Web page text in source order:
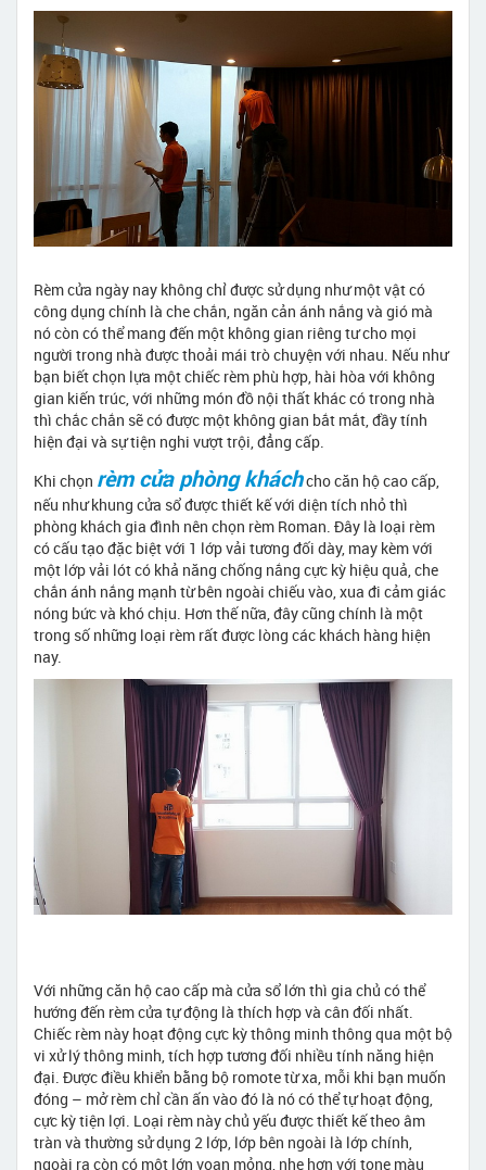
Rèm cửa ngày nay không chỉ được sử dụng như một vật có
công dụng chính là che chắn, ngăn cản ánh nắng và gió mà
nó còn có thể mang đến một không gian riêng tư cho mọi
người trong nhà được thoải mái trò chuyện với nhau. Nếu như
bạn biết chọn lựa một chiếc rèm phù hợp, hài hòa với không
gian kiến trúc, với những món đồ nội thất khác có trong nhà
thì chắc chắn sẽ có được một không gian bắt mắt, đầy tính
hiện đại và sự tiện nghi vượt trội, đẳng cấp.
Khi chọn rèm cửa phòng kháchcho căn hộ cao cấp,
nếu như khung cửa sổ được thiết kế với diện tích nhỏ thì
phòng khách gia đình nên chọn rèm Roman. Đây là loại rèm
có cấu tạo đặc biệt với 1 lớp vải tương đối dày, may kèm với
một lớp vải lót có khả năng chống nắng cực kỳ hiệu quả, che
chắn ánh nắng mạnh từ bên ngoài chiếu vào, xua đi cảm giác
nóng bức và khó chịu. Hơn thế nữa, đây cũng chính là một
trong số những loại rèm rất được lòng các khách hàng hiện
nay.
Với những căn hộ cao cấp mà cửa sổ lớn thì gia chủ có thể
hướng đến rèm cửa tự động là thích hợp và cân đối nhất.
Chiếc rèm này hoạt động cực kỳ thông minh thông qua một bộ
vi xử lý thông minh, tích hợp tương đối nhiều tính năng hiện
đại. Được điều khiển bằng bộ romote từ xa, mỗi khi bạn muốn
đóng – mở rèm chỉ cần ấn vào đó là nó có thể tự hoạt động,
cực kỳ tiện lợi. Loại rèm này chủ yếu được thiết kế theo âm
tràn và thường sử dụng 2 lớp, lớp bên ngoài là lớp chính,
ngoài ra còn có một lớn voan mỏng, nhẹ hơn với tone màu